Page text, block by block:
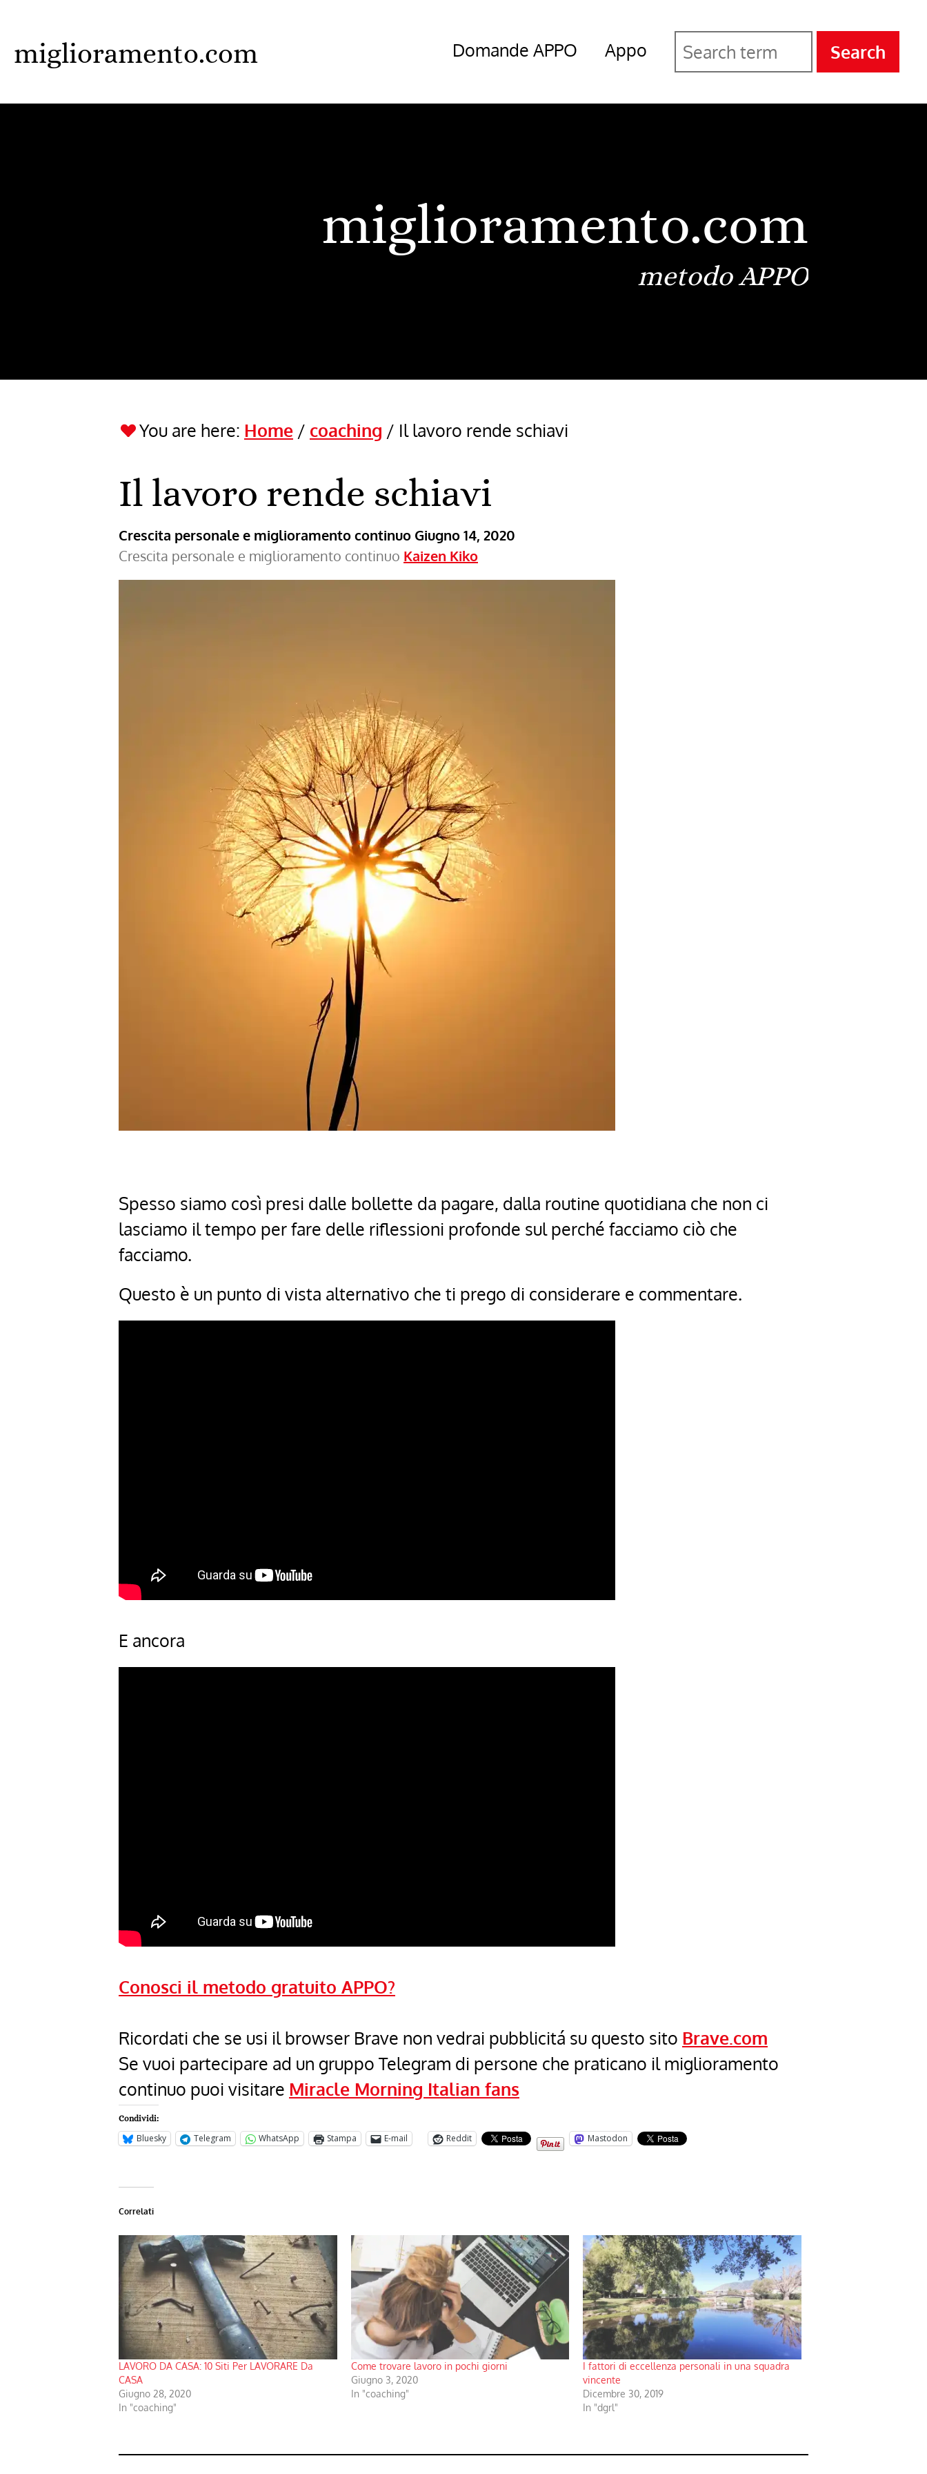
main
miglioramento.com Domande APPO Appo Search
miglioramento.com
metodo APPO
You are here: Home / coaching / Il lavoro rende schiavi
Il lavoro rende schiavi
Crescita personale e miglioramento continuo Giugno 14, 2020
Crescita personale e miglioramento continuo Kaizen Kiko
Spesso siamo così presi dalle bollette da pagare, dalla routine quotidiana che non ci
lasciamo il tempo per fare delle riflessioni profonde sul perché facciamo ciò che
facciamo.
Questo è un punto di vista alternativo che ti prego di considerare e commentare.
E ancora
Conosci il metodo gratuito APPO?
Ricordati che se usi il browser Brave non vedrai pubblicitá su questo sito Brave.com
Se vuoi partecipare ad un gruppo Telegram di persone che praticano il miglioramento
continuo puoi visitare Miracle Morning Italian fans
Condividi:
Bluesky Telegram WhatsApp Stampa E-mail Reddit Mastodon
Correlati
LAVORO DA CASA: 10 Siti Per LAVORARE Da
CASA
Giugno 28, 2020
In "coaching"
Come trovare lavoro in pochi giorni
Giugno 3, 2020
In "coaching"
I fattori di eccellenza personali in una squadra
vincente
Dicembre 30, 2019
In "dgrl"